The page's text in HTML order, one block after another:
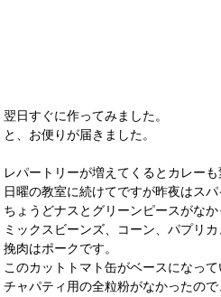
翌日すぐに作ってみました。
と、お便りが届きました。
レパートリーが増えてくるとカレーも
日曜の教室に続けてですが昨夜はスパ
ちょうどナスとグリーンピースがなか
ミックスビーンズ、コーン、パプリカ
挽肉はポークです。
このカットトマト缶がベースになっ
チャパティ用の全粒粉がなかったの